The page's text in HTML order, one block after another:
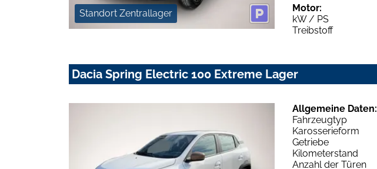
Standort Zentrallager
Motor:
kW / PS
Treibstoff
Dacia Spring Electric 100 Extreme Lager
Allgemeine Daten:
Fahrzeugtyp
Karosserieform
Getriebe
Kilometerstand
Anzahl der Türen